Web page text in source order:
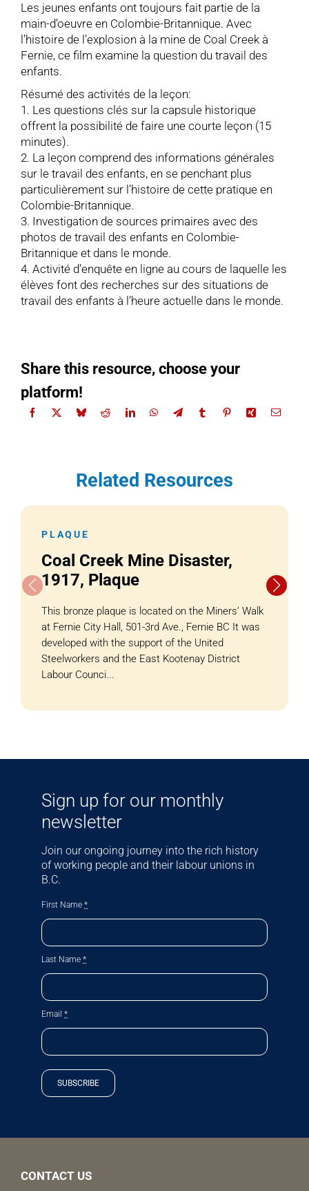
Les jeunes enfants ont toujours fait partie de la
main-d’oeuvre en Colombie-Britannique. Avec
l’histoire de l’explosion à la mine de Coal Creek à
Fernie, ce film examine la question du travail des
enfants.
Résumé des activités de la leçon:
1. Les questions clés sur la capsule historique
offrent la possibilité de faire une courte leçon (15
minutes).
2. La leçon comprend des informations générales
sur le travail des enfants, en se penchant plus
particulièrement sur l’histoire de cette pratique en
Colombie-Britannique.
3. Investigation de sources primaires avec des
photos de travail des enfants en Colombie-
Britannique et dans le monde.
4. Activité d’enquête en ligne au cours de laquelle les
élèves font des recherches sur des situations de
travail des enfants à l’heure actuelle dans le monde.
Share this resource, choose your
platform!
Related Resources
PLAQUE
Coal Creek Mine Disaster,
1917, Plaque
This bronze plaque is located on the Miners’ Walk
at Fernie City Hall, 501-3rd Ave., Fernie BC It was
developed with the support of the United
Steelworkers and the East Kootenay District
Labour Counci...
Sign up for our monthly
newsletter
Join our ongoing journey into the rich history
of working people and their labour unions in
B.C.
First Name *
Last Name *
Email *
SUBSCRIBE
CONTACT US